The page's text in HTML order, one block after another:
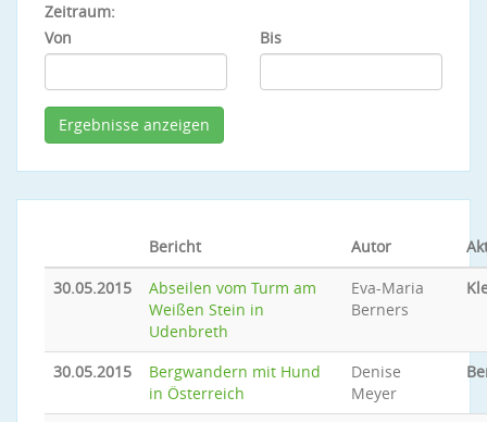
Zeitraum:
Von
Bis
Bericht Autor
30.05.2015
Abseilen vom Turm am
Weißen Stein in
Udenbreth
Eva-Maria
Berners
30.05.2015
Bergwandern mit Hund
in Österreich
Denise
Meyer